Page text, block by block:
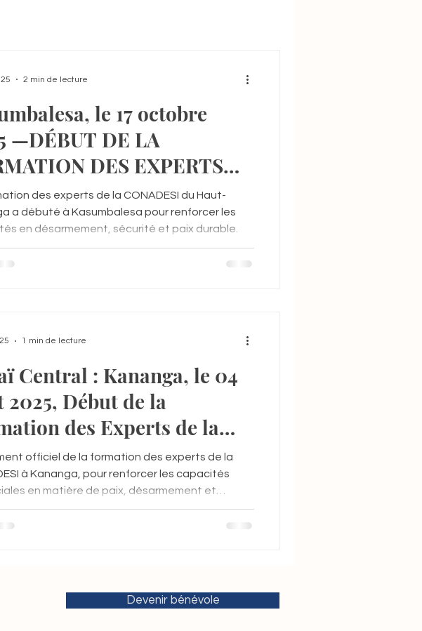
le 17 octobre
—DÉBUT DE LA
DES EXPERTS
CONADESI/HAUT-
À KASUMBALESA
des experts de la CONADESI du Haut-
a débuté à Kasumbalesa pour renforcer les
en désarmement, sécurité et paix durable.
2 min de lecture
Central : Kananga, le 04
Début de la
des Experts de la
à Kananga
officiel de la formation des experts de la
à Kananga, pour renforcer les capacités
en matière de paix, désarmement et
1 min de lecture
Devenir bénévole